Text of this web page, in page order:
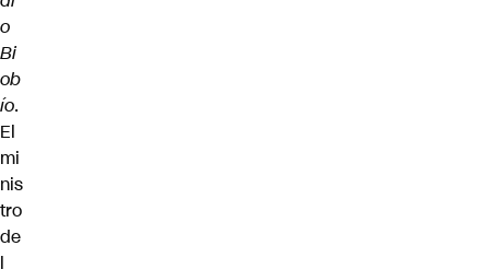
o
Bi
ob
ío.
El
mi
nis
tro
de
l